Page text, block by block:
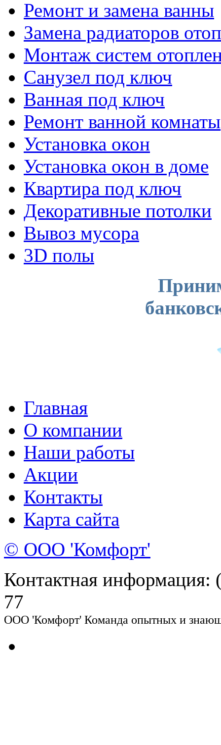
Ремонт и замена ванны
Замена радиаторов
Монтаж систем
Санузел под ключ
Ванная под ключ
Ремонт ванной комнаты
Установка окон
Установка окон в доме
Квартира под ключ
Декоративные потолки
Вывоз мусора
3D полы
Главная
О компании
Наши работы
Акции
Контакты
Карта сайта
© ООО 'Комфорт'
Контактная
77
ООО 'Комфорт' Команда опытных и